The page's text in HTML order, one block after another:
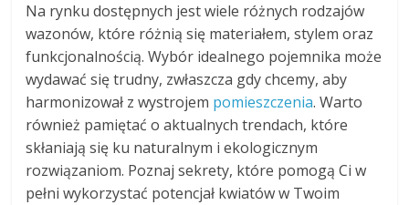
Na rynku dostępnych jest wiele różnych rodzajów
wazonów, które różnią się materiałem, stylem oraz
funkcjonalnością. Wybór idealnego pojemnika może
wydawać się trudny, zwłaszcza gdy chcemy, aby
harmonizował z wystrojem pomieszczenia. Warto
również pamiętać o aktualnych trendach, które
skłaniają się ku naturalnym i ekologicznym
rozwiązaniom. Poznaj sekrety, które pomogą Ci w
pełni wykorzystać potencjał kwiatów w Twoim